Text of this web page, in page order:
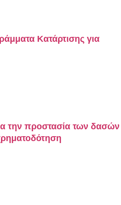
Κατάρτισης για
την προστασία των δασών